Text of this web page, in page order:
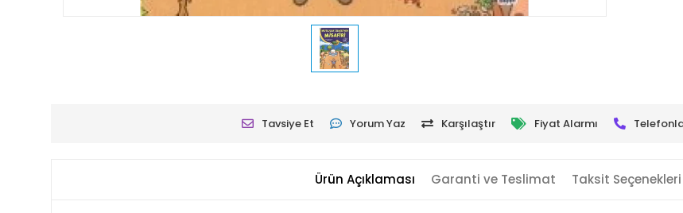
Tavsiye Et Yorum Yaz Karşılaştır Fiyat Alarmı
Ürün Açıklaması Garanti ve Teslimat Taksit Seçenekleri